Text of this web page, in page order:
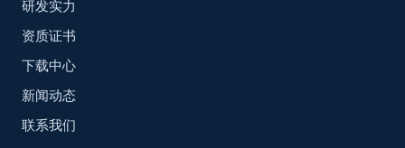
研发实力
资质证书
下载中心
新闻动态
联系我们